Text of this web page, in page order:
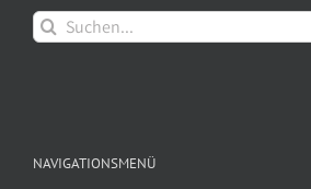
Suche
nach:
NAVIGATIONSMENÜ